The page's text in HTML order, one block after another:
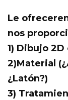
Le
nos
1) Dibujo 2D
2)Material
¿Latón?)
3)